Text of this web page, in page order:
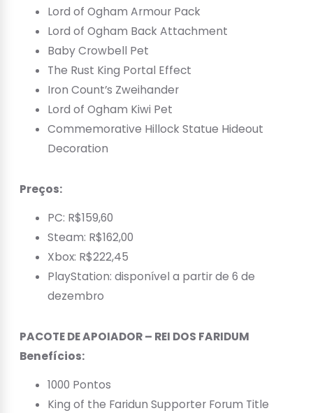
Lord of Ogham Armour Pack
Lord of Ogham Back Attachment
Baby Crowbell Pet
The Rust King Portal Effect
Iron Count’s Zweihander
Lord of Ogham Kiwi Pet
Commemorative Hillock Statue Hideout
Decoration
Preços:
PC: R$159,60
Steam: R$162,00
Xbox: R$222,45
PlayStation: disponível a partir de 6 de
dezembro
PACOTE DE APOIADOR – REI DOS FARIDUM
Benefícios:
1000 Pontos
King of the Faridun Supporter Forum Title